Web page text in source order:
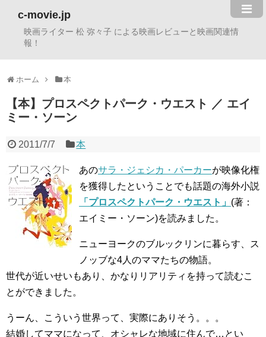
c-movie.jp
映画ライター 松 弥々子 による映画レビューと映画関連情
報！
ホーム 本
【本】プロスペクトパーク・ウエスト ／ エイ
ミー・ソーン
2011/7/7 本
あのサラ・ジェシカ・パーカーが映像化権
を獲得したということでも話題の海外小説
「プロスペクトパーク・ウエスト」 (著：
エイミー・ソーン)を読みました。
ニューヨークのブルックリンに暮らす、ス
ノッブな4人のママたちの物語。
世代が近いせいもあり、かなりリアリティを持って読むこ
とができました。
うーん、こういう世界って、実際にありそう。。。
結婚してママになって、オシャレな地域に住んで…とい